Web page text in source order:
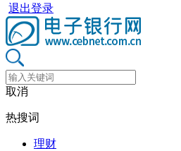
退出登录
取消
热搜词
理财